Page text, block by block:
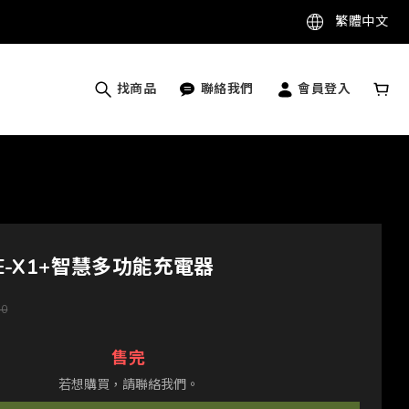
繁體中文
找商品 聯絡我們 會員登入
X1+智慧多功能充電器
售完
若想購買，請聯絡我們。